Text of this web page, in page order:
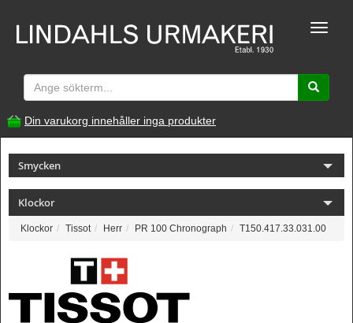
Toggle
Din varukorg innehåller inga produkter
Smycken
Klockor
Klockor Tissot Herr PR 100 Chronograph T150.417.33.031.00